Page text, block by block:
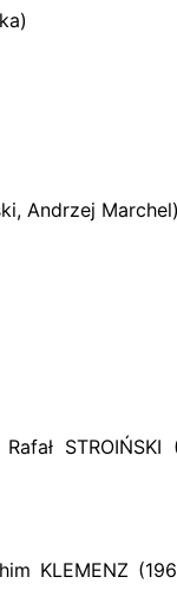
Andrzej Marchel)
KLEMENZ